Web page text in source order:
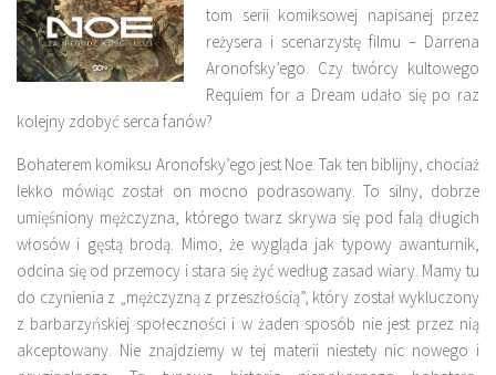
tom serii komiksowej napisanej przez
reżysera i scenarzystę filmu – Darrena
Aronofsky’ego. Czy twórcy kultowego
Requiem for a Dream udało się po raz
kolejny zdobyć serca fanów?
Bohaterem komiksu Aronofsky’ego jest Noe. Tak ten biblijny, chociaż
lekko mówiąc został on mocno podrasowany. To silny, dobrze
umięśniony mężczyzna, którego twarz skrywa się pod falą długich
włosów i gęstą brodą. Mimo, że wygląda jak typowy awanturnik,
odcina się od przemocy i stara się żyć według zasad wiary. Mamy tu
do czynienia z „mężczyzną z przeszłością”, który został wykluczony
z barbarzyńskiej społeczności i w żaden sposób nie jest przez nią
akceptowany. Nie znajdziemy w tej materii niestety nic nowego i